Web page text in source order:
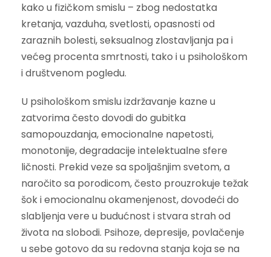
kako u fizičkom smislu – zbog nedostatka
kretanja, vazduha, svetlosti, opasnosti od
zaraznih bolesti, seksualnog zlostavljanja pa i
većeg procenta smrtnosti, tako i u psihološkom
i društvenom pogledu.
U psihološkom smislu izdržavanje kazne u
zatvorima često dovodi do gubitka
samopouzdanja, emocionalne napetosti,
monotonije, degradacije intelektualne sfere
ličnosti. Prekid veze sa spoljašnjim svetom, a
naročito sa porodicom, često prouzrokuje težak
šok i emocionalnu okamenjenost, dovodeći do
slabljenja vere u budućnost i stvara strah od
života na slobodi. Psihoze, depresije, povlačenje
u sebe gotovo da su redovna stanja koja se na